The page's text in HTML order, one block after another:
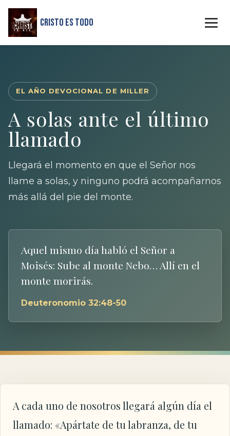
Cristo Es Todo
EL AÑO DEVOCIONAL DE MILLER
A solas ante el último
llamado
Llegará el momento en que el Señor nos
llame a solas, y ninguno podrá acompañarnos
más allá del pie del monte.
Aquel mismo día habló el Señor a
Moisés: Sube al monte Nebo… Allí en el
monte morirás.
Deuteronomio 32:48-50
A cada uno de nosotros llegará algún día el
llamado: «Apártate de tu labranza, de tu